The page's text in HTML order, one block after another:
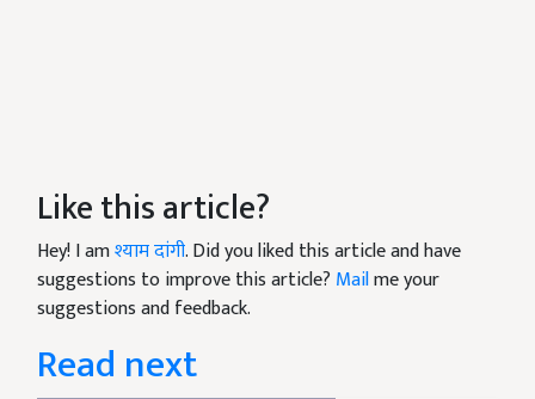
Like this article?
Hey! I amश्याम दांगी. Did you liked this article and have
suggestions to improve this article? Mailme your
suggestions and feedback.
Read next